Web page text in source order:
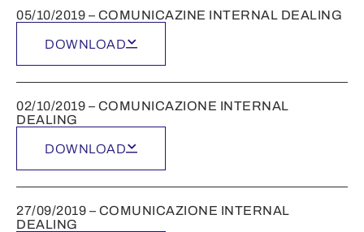
05/10/2019 – COMUNICAZINE INTERNAL DEALING
DOWNLOAD
02/10/2019 – COMUNICAZIONE INTERNAL
DEALING
DOWNLOAD
27/09/2019 – COMUNICAZIONE INTERNAL
DEALING